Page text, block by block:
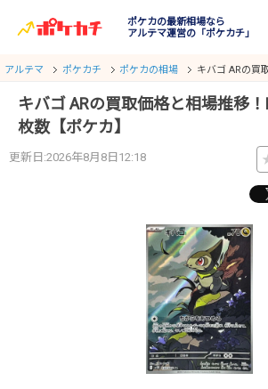
ポケカの最新相場なら
アルテマ運営の「ポケカチ」
アルテマ ポケカチ ポケカの相場 キバゴ ARの買
キバゴ ARの買取価格と相場推移
枚数【ポケカ】
更新日:2026年8月8日12:18